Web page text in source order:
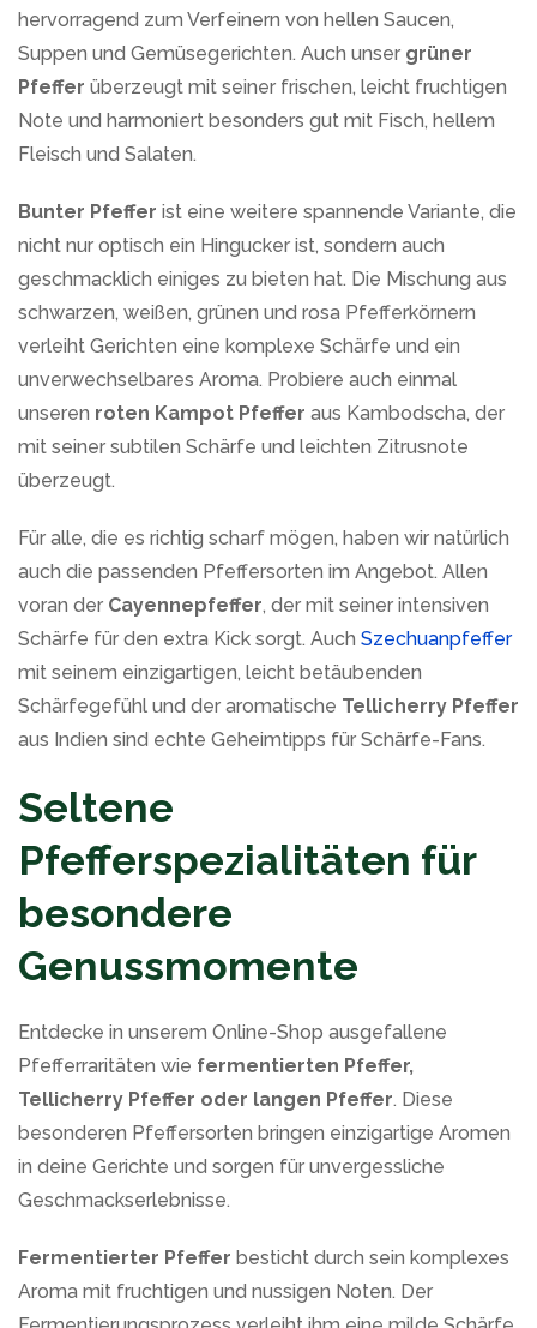
hervorragend zum Verfeinern von hellen Saucen,
Suppen und Gemüsegerichten. Auch unser grüner
Pfeffer überzeugt mit seiner frischen, leicht fruchtigen
Note und harmoniert besonders gut mit Fisch, hellem
Fleisch und Salaten.
Bunter Pfeffer ist eine weitere spannende Variante, die
nicht nur optisch ein Hingucker ist, sondern auch
geschmacklich einiges zu bieten hat. Die Mischung aus
schwarzen, weißen, grünen und rosa Pfefferkörnern
verleiht Gerichten eine komplexe Schärfe und ein
unverwechselbares Aroma. Probiere auch einmal
unseren roten Kampot Pfeffer aus Kambodscha, der
mit seiner subtilen Schärfe und leichten Zitrusnote
überzeugt.
Für alle, die es richtig scharf mögen, haben wir natürlich
auch die passenden Pfeffersorten im Angebot. Allen
voran der Cayennepfeffer, der mit seiner intensiven
Schärfe für den extra Kick sorgt. Auch Szechuanpfeffer
mit seinem einzigartigen, leicht betäubenden
Schärfegefühl und der aromatische Tellicherry Pfeffer
aus Indien sind echte Geheimtipps für Schärfe-Fans.
Seltene
Pfefferspezialitäten für
besondere
Genussmomente
Entdecke in unserem Online-Shop ausgefallene
Pfefferraritäten wie fermentierten Pfeffer,
Tellicherry Pfeffer oder langen Pfeffer. Diese
besonderen Pfeffersorten bringen einzigartige Aromen
in deine Gerichte und sorgen für unvergessliche
Geschmackserlebnisse.
Fermentierter Pfeffer besticht durch sein komplexes
Aroma mit fruchtigen und nussigen Noten. Der